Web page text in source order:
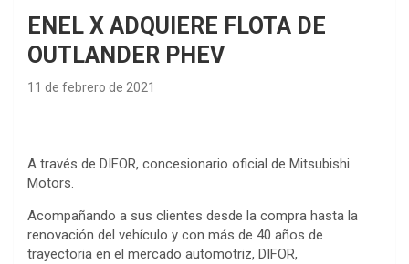
ENEL X ADQUIERE FLOTA DE
OUTLANDER PHEV
11 de febrero de 2021
A través de DIFOR, concesionario oficial de Mitsubishi
Motors.
Acompañando a sus clientes desde la compra hasta la
renovación del vehículo y con más de 40 años de
trayectoria en el mercado automotriz, DIFOR,